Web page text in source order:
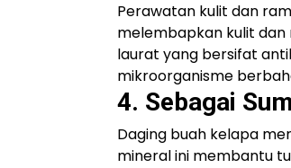
Perawatan kulit dan
melembapkan kulit dan
laurat yang bersifat
mikroorganisme
4. Sebagai
Daging buah kelapa
mineral ini membantu